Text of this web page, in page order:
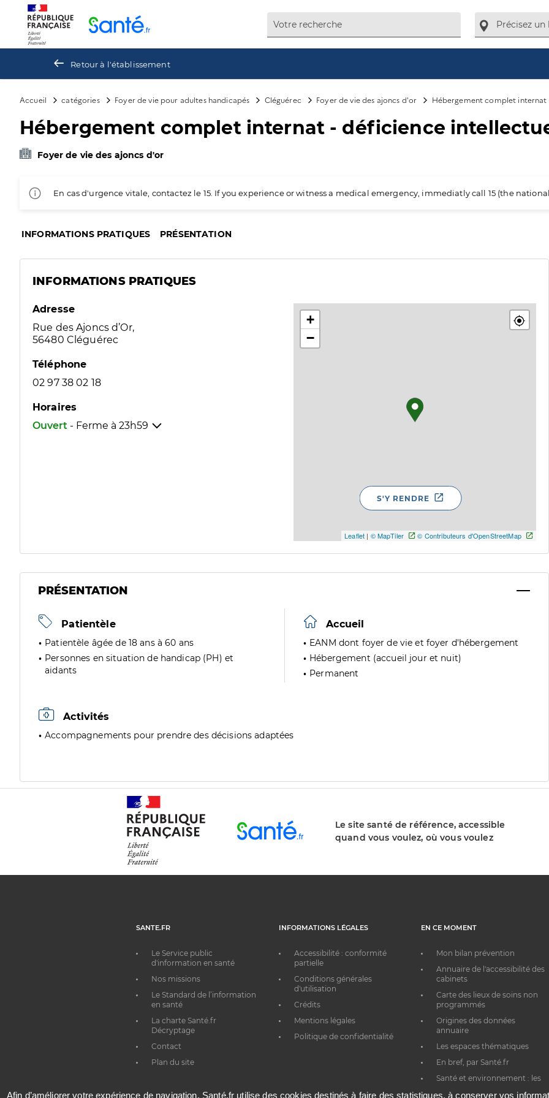
Retour à l'établissement
Accueil catégories Foyer de vie pour adultes handicapés Cléguérec Foyer de vie des ajoncs d'or Hébergement complet
Hébergement complet internat - déficience
Foyer de vie des ajoncs d'or
En cas d'urgence vitale, contactez le 15. If you experience or witness a medical emergency, immediatly call 15 (the
INFORMATIONS PRATIQUES PRÉSENTATION
INFORMATIONS PRATIQUES
Adresse
Rue des Ajoncs d’Or,
56480 Cléguérec
Téléphone
02 97 38 02 18
Horaires
Ouvert - Ferme à 23h59
+
−
Leaflet | © MapTiler © Contributeurs d'OpenStreetMap
S'Y RENDRE
PRÉSENTATION
Patientèle
Patientèle âgée de 18 ans à 60 ans
Personnes en situation de handicap (PH) et
aidants
Accueil
EANM dont foyer de vie et foyer d'hébergement
Hébergement (accueil jour et nuit)
Permanent
Activités
Accompagnements pour prendre des décisions adaptées
Le site santé de référence, accessible
quand vous voulez, où vous voulez
SANTE.FR
Le Service public
d'information en santé
Nos missions
Le Standard de l’information
en santé
La charte Santé.fr
Décryptage
Contact
Plan du site
INFORMATIONS LÉGALES
Accessibilité : conformité
partielle
Conditions générales
d'utilisation
Crédits
Mentions légales
Politique de confidentialité
EN CE MOMENT
Mon bilan prévention
Annuaire de l'accessibilité des
cabinets
Carte des lieux de soins non
programmés
Origines des données
annuaire
Les espaces thématiques
En bref, par Santé.fr
Santé et environnement : les
Panneau de gestion des cookies
Afin d’améliorer votre expérience de navigation, Santé.fr utilise des cookies destinés à faire des statistiques, à conserver vos